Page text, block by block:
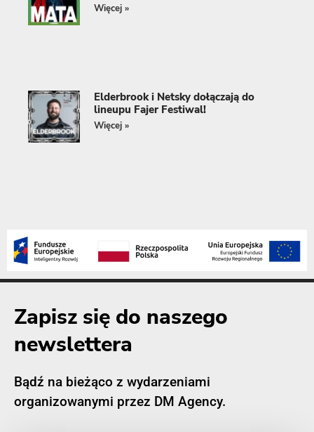
Więcej »
Elderbrook i Netsky dołączają do
lineupu Fajer Festiwal!
Więcej »
Zapisz się do naszego
newslettera
Bądź na bieżąco z wydarzeniami
organizowanymi przez DM Agency.